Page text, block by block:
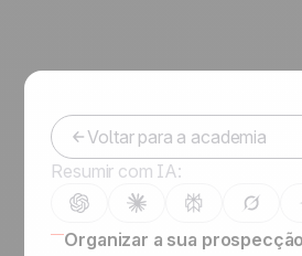
Voltar para a academia
Resumir com IA:
Organizar a sua prospecção